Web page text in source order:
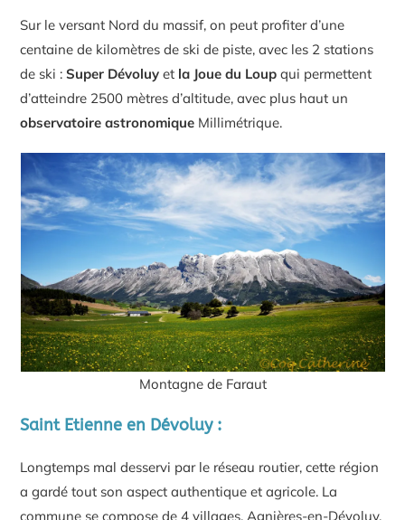
Sur le versant Nord du massif, on peut profiter d’une
centaine de kilomètres de ski de piste, avec les 2 stations
de ski :Super Dévoluy et la Joue du Loup qui permettent
d’atteindre 2500 mètres d’altitude, avec plus haut un
observatoire astronomique Millimétrique.
Montagne de Faraut
Saint Etienne en Dévoluy :
Longtemps mal desservi par le réseau routier, cette région
a gardé tout son aspect authentique et agricole. La
commune se compose de 4 villages, Agnières-en-Dévoluy,